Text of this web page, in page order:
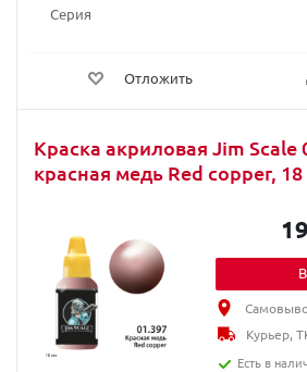
Серия
Отложить
Краска акриловая Jim Scale
красная медь Red copper,
Курьер,
Есть в